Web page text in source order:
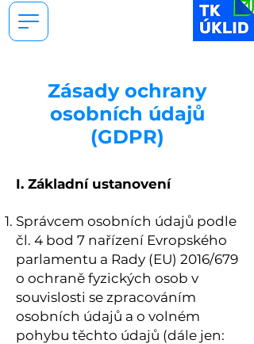
Zásady ochrany
osobních údajů
(GDPR)
I. Základní ustanovení
Správcem osobních údajů podle
čl. 4 bod 7 nařízení Evropského
parlamentu a Rady (EU) 2016/679
o ochraně fyzických osob v
souvislosti se zpracováním
osobních údajů a o volném
pohybu těchto údajů (dále jen: